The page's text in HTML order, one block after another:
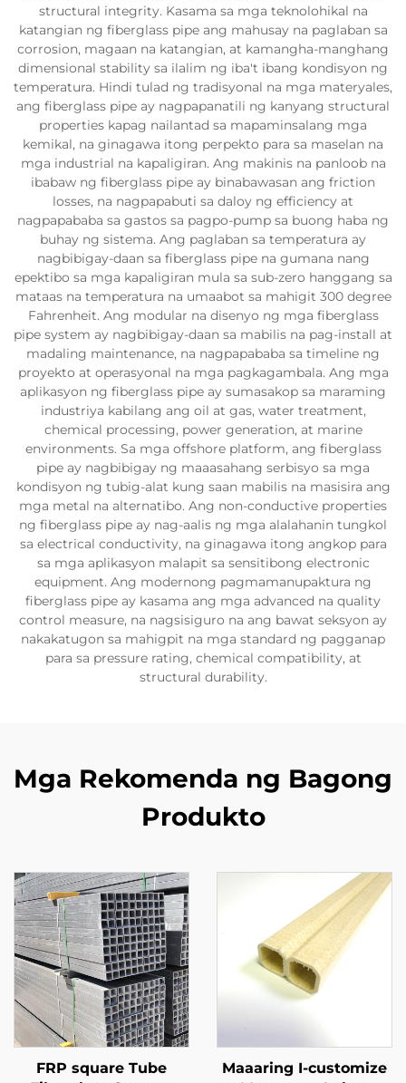
structural integrity. Kasama sa mga teknolohikal na
katangian ng fiberglass pipe ang mahusay na paglaban sa
corrosion, magaan na katangian, at kamangha-manghang
dimensional stability sa ilalim ng iba't ibang kondisyon ng
temperatura. Hindi tulad ng tradisyonal na mga materyales,
ang fiberglass pipe ay nagpapanatili ng kanyang structural
properties kapag nailantad sa mapaminsalang mga
kemikal, na ginagawa itong perpekto para sa maselan na
mga industrial na kapaligiran. Ang makinis na panloob na
ibabaw ng fiberglass pipe ay binabawasan ang friction
losses, na nagpapabuti sa daloy ng efficiency at
nagpapababa sa gastos sa pagpo-pump sa buong haba ng
buhay ng sistema. Ang paglaban sa temperatura ay
nagbibigay-daan sa fiberglass pipe na gumana nang
epektibo sa mga kapaligiran mula sa sub-zero hanggang sa
mataas na temperatura na umaabot sa mahigit 300 degree
Fahrenheit. Ang modular na disenyo ng mga fiberglass
pipe system ay nagbibigay-daan sa mabilis na pag-install at
madaling maintenance, na nagpapababa sa timeline ng
proyekto at operasyonal na mga pagkagambala. Ang mga
aplikasyon ng fiberglass pipe ay sumasakop sa maraming
industriya kabilang ang oil at gas, water treatment,
chemical processing, power generation, at marine
environments. Sa mga offshore platform, ang fiberglass
pipe ay nagbibigay ng maaasahang serbisyo sa mga
kondisyon ng tubig-alat kung saan mabilis na masisira ang
mga metal na alternatibo. Ang non-conductive properties
ng fiberglass pipe ay nag-aalis ng mga alalahanin tungkol
sa electrical conductivity, na ginagawa itong angkop para
sa mga aplikasyon malapit sa sensitibong electronic
equipment. Ang modernong pagmamanupaktura ng
fiberglass pipe ay kasama ang mga advanced na quality
control measure, na nagsisiguro na ang bawat seksyon ay
nakakatugon sa mahigpit na mga standard ng pagganap
para sa pressure rating, chemical compatibility, at
structural durability.
Mga Rekomenda ng Bagong
Produkto
FRP square Tube
Maaaring I-customize